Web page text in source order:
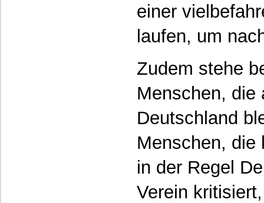
einer
laufen, um
Zudem stehe
Menschen, die
Deutschland
Menschen, die
in der Regel
Verein